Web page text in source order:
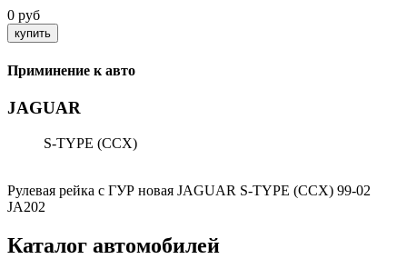
0 руб
Приминение к авто
JAGUAR
S-TYPE (CCX)
Рулевая рейка с ГУР новая JAGUAR S-TYPE (CCX) 99-02
JA202
Каталог автомобилей